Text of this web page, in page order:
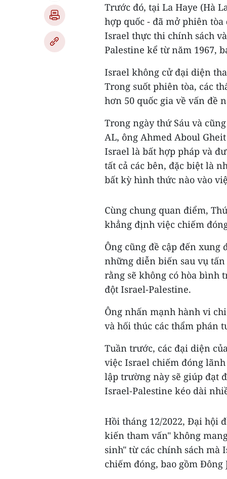
Trước đó, tại La Haye (Hà
hợp quốc - đã mở phiên
Israel thực thi chính sách
Palestine kể từ năm 1967,
Israel không cử đại diện
Trong suốt phiên tòa, các
hơn 50 quốc gia về vấn đề
Trong ngày thứ Sáu và
AL, ông Ahmed Aboul
Israel là bất hợp pháp và
tất cả các bên, đặc biệt là
bất kỳ hình thức nào vào
Cùng chung quan điểm,
khẳng định việc chiếm
Ông cũng đề cập đến xung
những diễn biến sau vụ
rằng sẽ không có hòa bình
đột Israel-Palestine.
Ông nhấn mạnh hành vi
và hối thúc các thẩm phán
Tuần trước, các đại diện
việc Israel chiếm đóng
lập trường này sẽ giúp đạt
Israel-Palestine kéo dài
Hồi tháng 12/2022, Đại hội
kiến tham vấn" không
sinh" từ các chính sách mà
chiếm đóng, bao gồm Đông